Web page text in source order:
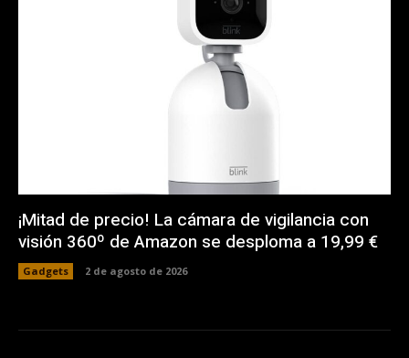
¡Mitad de precio! La cámara de vigilancia con
visión 360º de Amazon se desploma a 19,99 €
Gadgets 2 de agosto de 2026